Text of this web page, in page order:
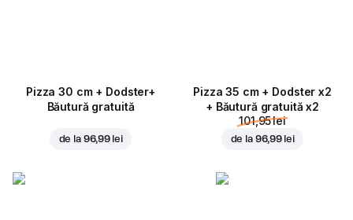
Pizza 30 cm + Dodster+
Băutură gratuită
de la 96,99 lei
Pizza 35 cm + Dodster x2
+ Băutură gratuită x2
101,95 lei
de la 96,99 lei